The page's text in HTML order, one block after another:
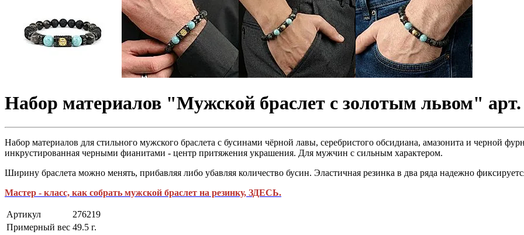
Набор материалов "Мужской браслет с золотым львом" арт.
Набор материалов для стильного мужского браслета с бусинами чёрной лавы, серебристого обсидиана, амазонита и черной
инкрустированная черными фианитами - центр притяжения украшения. Для мужчин с сильным характером.
Ширину браслета можно менять, прибавляя либо убавляя количество бусин. Эластичная резинка в два ряда надежно
Мастер - класс, как собрать мужской браслет на резинку, ЗДЕСЬ.
Артикул
276219
Примерный вес 49.5 г.